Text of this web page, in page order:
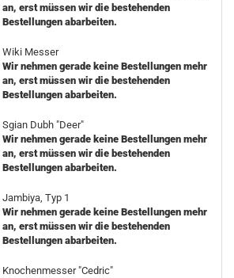
an, erst müssen wir die bestehenden
Bestellungen abarbeiten.
Wiki Messer
Wir nehmen gerade keine Bestellungen mehr
an, erst müssen wir die bestehenden
Bestellungen abarbeiten.
Sgian Dubh "Deer"
Wir nehmen gerade keine Bestellungen mehr
an, erst müssen wir die bestehenden
Bestellungen abarbeiten.
Jambiya, Typ 1
Wir nehmen gerade keine Bestellungen mehr
an, erst müssen wir die bestehenden
Bestellungen abarbeiten.
Knochenmesser "Cedric"